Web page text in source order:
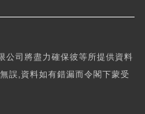
公司將盡力確保彼等所提供資料
誤,資料如有錯漏而令閣下蒙受